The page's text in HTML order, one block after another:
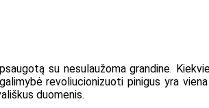
su nesulaužoma grandine.
revoliucionizuoti pinigus yra
duomenis.